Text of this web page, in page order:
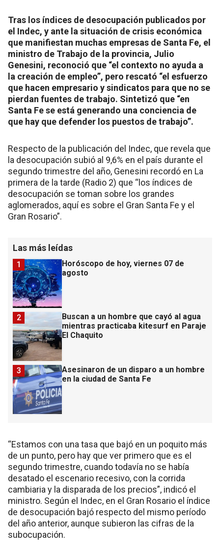
Tras los índices de desocupación publicados por
el Indec, y ante la situación de crisis económica
que manifiestan muchas empresas de Santa Fe, el
ministro de Trabajo de la provincia, Julio
Genesini, reconoció que “el contexto no ayuda a
la creación de empleo”, pero rescató “el esfuerzo
que hacen empresario y sindicatos para que no se
pierdan fuentes de trabajo. Sintetizó que “en
Santa Fe se está generando una conciencia de
que hay que defender los puestos de trabajo”.
Respecto de la publicación del Indec, que revela que
la desocupación subió al 9,6% en el país durante el
segundo trimestre del año, Genesini recordó en La
primera de la tarde (Radio 2) que “los índices de
desocupación se toman sobre los grandes
aglomerados, aquí es sobre el Gran Santa Fe y el
Gran Rosario”.
Las más leídas
Horóscopo de hoy, viernes 07 de
agosto
1
Buscan a un hombre que cayó al agua
mientras practicaba kitesurf en Paraje
El Chaquito
2
Asesinaron de un disparo a un hombre
en la ciudad de Santa Fe
3
“Estamos con una tasa que bajó en un poquito más
de un punto, pero hay que ver primero que es el
segundo trimestre, cuando todavía no se había
desatado el escenario recesivo, con la corrida
cambiaria y la disparada de los precios”, indicó el
ministro. Según el Indec, en el Gran Rosario el índice
de desocupación bajó respecto del mismo período
del año anterior, aunque subieron las cifras de la
subocupación.